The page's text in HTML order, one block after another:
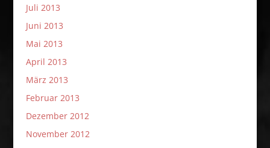
Juli 2013
Juni 2013
Mai 2013
April 2013
März 2013
Februar 2013
Dezember 2012
November 2012